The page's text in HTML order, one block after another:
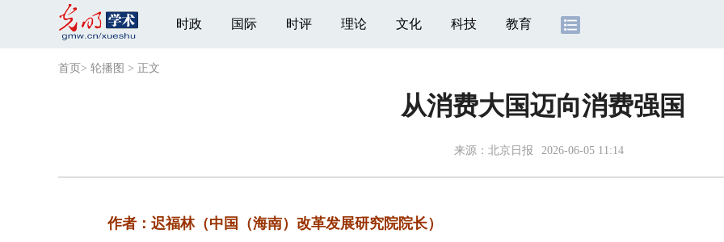
时政 国际 时评 理论 文化 科技 教育
首页 > 轮播图 > 正文
从消费大国迈向消费强国
来源： 北京日报 2026-06-05 11:14
作者：迟福林（中国（海南）改革发展研究院院长）